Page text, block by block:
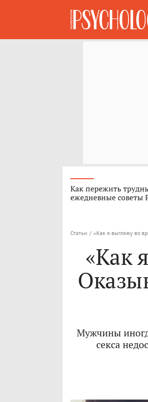
Как пережить
ежедневные советы
Статьи / «Как я выгляжу во
«Как
Мужчины
секса